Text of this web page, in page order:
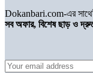
Dokanbari.com-এর
সব অফার, বিশেষ ছাড় ও